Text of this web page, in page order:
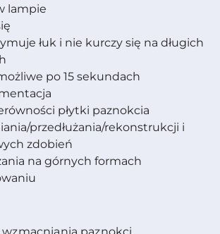
lampie
łuk i nie kurczy się na długich
po 15 sekundach
płytki paznokcia
przedłużania/rekonstrukcji i
zdobień
na górnych formach